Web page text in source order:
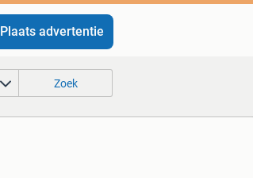
Plaats advertentie
Zoek